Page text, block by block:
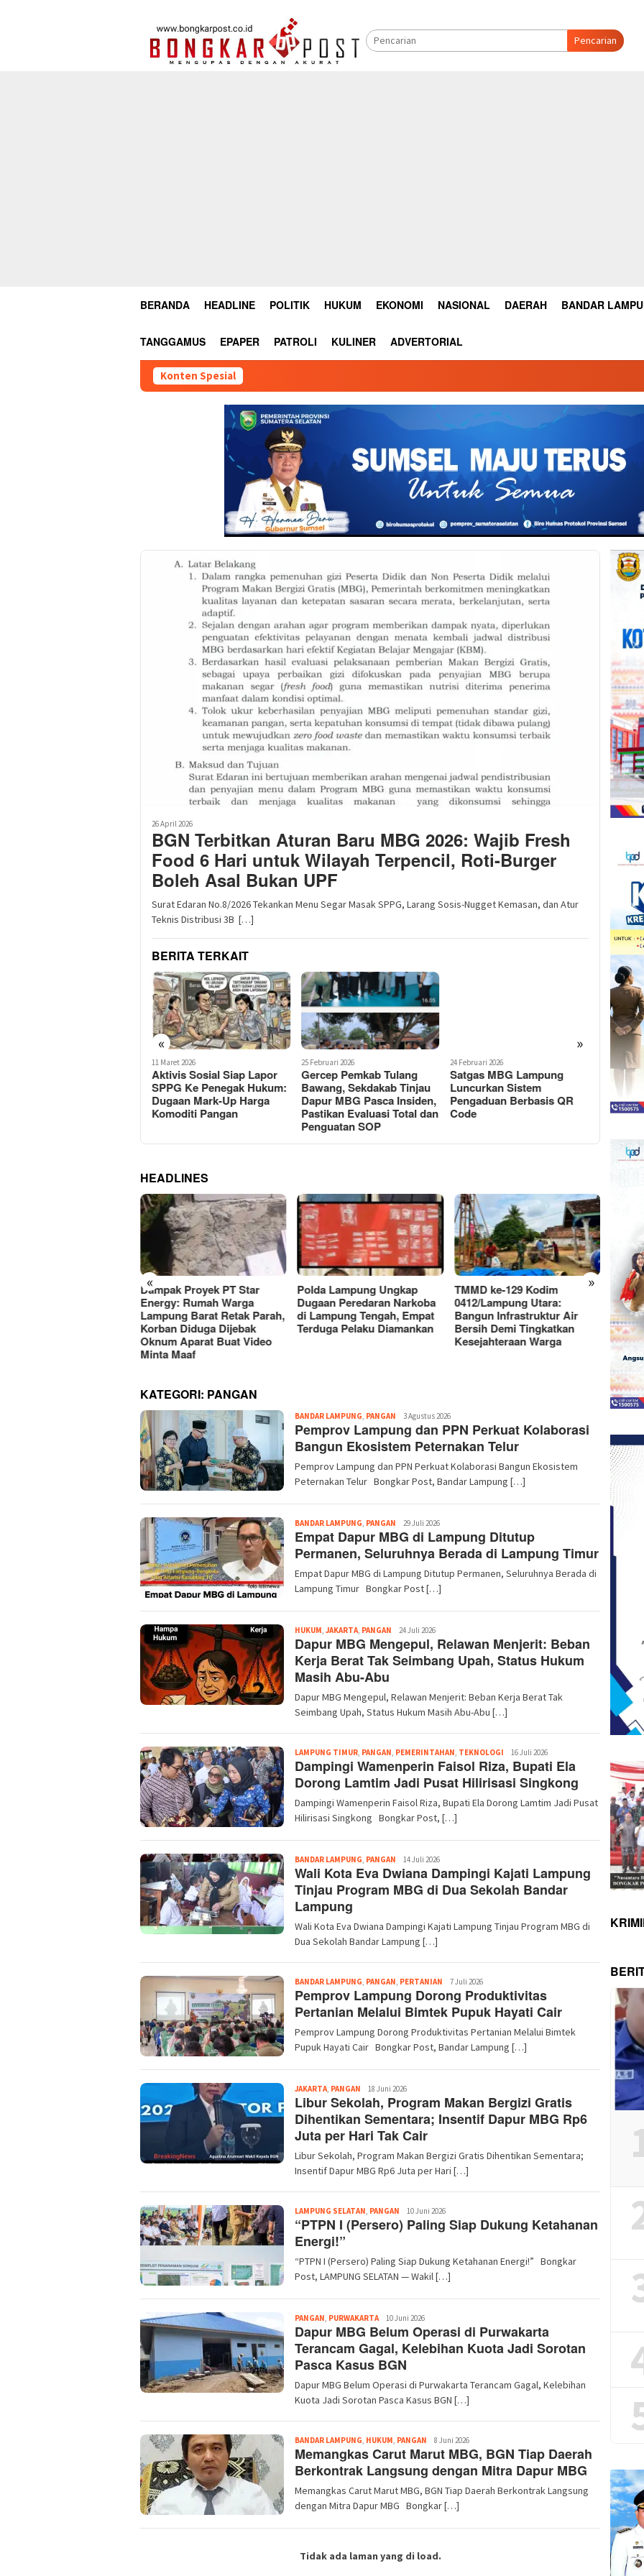
Pencarian
BERANDA HEADLINE POLITIK HUKUM EKONOMI NASIONAL DAERAH BANDAR
TANGGAMUS EPAPER PATROLI KULINER ADVERTORIAL
Konten Spesial
26 April 2026
BGN Terbitkan Aturan Baru MBG 2026: Wajib Fresh
Food 6 Hari untuk Wilayah Terpencil, Roti-Burger
Boleh Asal Bukan UPF
Surat Edaran No.8/2026 Tekankan Menu Segar Masak SPPG, Larang Sosis-Nugget Kemasan, dan Atur
Teknis Distribusi 3B […]
BERITA TERKAIT
« »
11 Maret 2026
Aktivis Sosial Siap Lapor
SPPG Ke Penegak Hukum:
Dugaan Mark-Up Harga
Komoditi Pangan
25 Februari 2026
Gercep Pemkab Tulang
Bawang, Sekdakab Tinjau
Dapur MBG Pasca Insiden,
Pastikan Evaluasi Total dan
Penguatan SOP
24 Februari 2026
Satgas MBG Lampung
Luncurkan Sistem
Pengaduan Berbasis QR
Code
6 Maret 2026
LSM
Turun
MBG
HEADLINES
« »
Dampak Proyek PT Star
Energy: Rumah Warga
Lampung Barat Retak Parah,
Korban Diduga Dijebak
Oknum Aparat Buat Video
Minta Maaf
Polda Lampung Ungkap
Dugaan Peredaran Narkoba
di Lampung Tengah, Empat
Terduga Pelaku Diamankan
TMMD ke-129 Kodim
0412/Lampung Utara:
Bangun Infrastruktur Air
Bersih Demi Tingkatkan
Kesejahteraan Warga
Jejak
KATEGORI: PANGAN
BANDAR LAMPUNG, PANGAN Redaksi
3 Agustus 2026
Pemprov Lampung dan PPN Perkuat Kolaborasi
Bangun Ekosistem Peternakan Telur
Pemprov Lampung dan PPN Perkuat Kolaborasi Bangun Ekosistem
Peternakan Telur Bongkar Post, Bandar Lampung […]
BANDAR LAMPUNG, PANGAN Redaksi
29 Juli 2026
Empat Dapur MBG di Lampung Ditutup
Permanen, Seluruhnya Berada di Lampung Timur
Empat Dapur MBG di Lampung Ditutup Permanen, Seluruhnya Berada di
Lampung Timur Bongkar Post […]
HUKUM, JAKARTA, PANGAN Redaksi
24 Juli 2026
Dapur MBG Mengepul, Relawan Menjerit: Beban
Kerja Berat Tak Seimbang Upah, Status Hukum
Masih Abu-Abu
Dapur MBG Mengepul, Relawan Menjerit: Beban Kerja Berat Tak
Seimbang Upah, Status Hukum Masih Abu-Abu […]
LAMPUNG TIMUR, PANGAN, PEMERINTAHAN, TEKNOLOGI Redaksi
16 Juli 2026
Dampingi Wamenperin Faisol Riza, Bupati Ela
Dorong Lamtim Jadi Pusat Hilirisasi Singkong
Dampingi Wamenperin Faisol Riza, Bupati Ela Dorong Lamtim Jadi Pusat
Hilirisasi Singkong Bongkar Post, […]
BANDAR LAMPUNG, PANGAN Redaksi
14 Juli 2026
Wali Kota Eva Dwiana Dampingi Kajati Lampung
Tinjau Program MBG di Dua Sekolah Bandar
Lampung
Wali Kota Eva Dwiana Dampingi Kajati Lampung Tinjau Program MBG di
Dua Sekolah Bandar Lampung […]
BANDAR LAMPUNG, PANGAN, PERTANIAN Redaksi
7 Juli 2026
Pemprov Lampung Dorong Produktivitas
Pertanian Melalui Bimtek Pupuk Hayati Cair
Pemprov Lampung Dorong Produktivitas Pertanian Melalui Bimtek
Pupuk Hayati Cair Bongkar Post, Bandar Lampung […]
JAKARTA, PANGAN Redaksi
18 Juni 2026
Libur Sekolah, Program Makan Bergizi Gratis
Dihentikan Sementara; Insentif Dapur MBG Rp6
Juta per Hari Tak Cair
Libur Sekolah, Program Makan Bergizi Gratis Dihentikan Sementara;
Insentif Dapur MBG Rp6 Juta per Hari […]
LAMPUNG SELATAN, PANGAN Redaksi
10 Juni 2026
“PTPN I (Persero) Paling Siap Dukung Ketahanan
Energi!”
“PTPN I (Persero) Paling Siap Dukung Ketahanan Energi!” Bongkar
Post, LAMPUNG SELATAN — Wakil […]
PANGAN, PURWAKARTARedaksi
10 Juni 2026
Dapur MBG Belum Operasi di Purwakarta
Terancam Gagal, Kelebihan Kuota Jadi Sorotan
Pasca Kasus BGN
Dapur MBG Belum Operasi di Purwakarta Terancam Gagal, Kelebihan
Kuota Jadi Sorotan Pasca Kasus BGN […]
BANDAR LAMPUNG, HUKUM, PANGAN Redaksi
8 Juni 2026
Memangkas Carut Marut MBG, BGN Tiap Daerah
Berkontrak Langsung dengan Mitra Dapur MBG
Memangkas Carut Marut MBG, BGN Tiap Daerah Berkontrak Langsung
dengan Mitra Dapur MBG Bongkar […]
Tidak ada laman yang di load.